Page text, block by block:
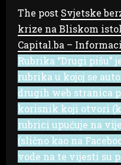
The post Svjetske
krize na Bliskom
Capital.ba –
Rubrika “Drugi pišu”
rubrika u kojoj se
drugih web stranica
korisnik koji otvori
rubrici upućuje na
(slično kao na
vode na te vijesti su